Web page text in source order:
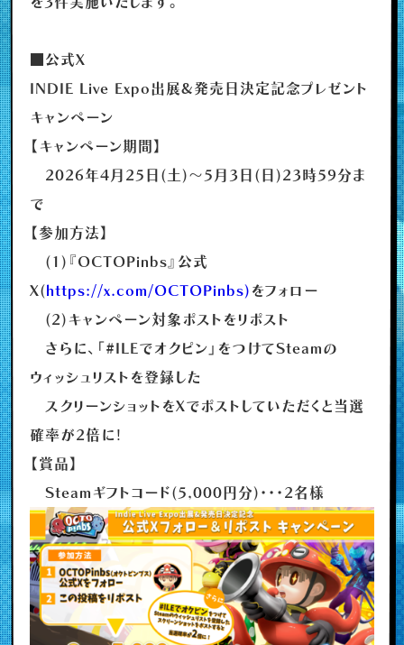
■公式X
INDIE Live Expo出展&発売日決定記念プレゼント
キャンペーン
【キャンペーン期間】
2026年4月25日(土)～5月3日(日)23時59分ま
で
【参加方法】
(1)『OCTOPinbs』公式
X( https://x.com/OCTOPinbs) をフォロー
(2)キャンペーン対象ポストをリポスト
さらに、「#ILEでオクピン」をつけてSteamの
ウィッシュリストを登録した
スクリーンショットをXでポストしていただくと当選
確率が2倍に！
【賞品】
Steamギフトコード(5,000円分)・・・2名様